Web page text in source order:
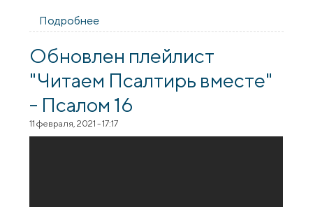
Подробнее
интервью с Аленой Бабич
Обновлен плейлист
"Читаем Псалтирь вместе"
- Псалом 16
11 февраля, 2021 - 17:17